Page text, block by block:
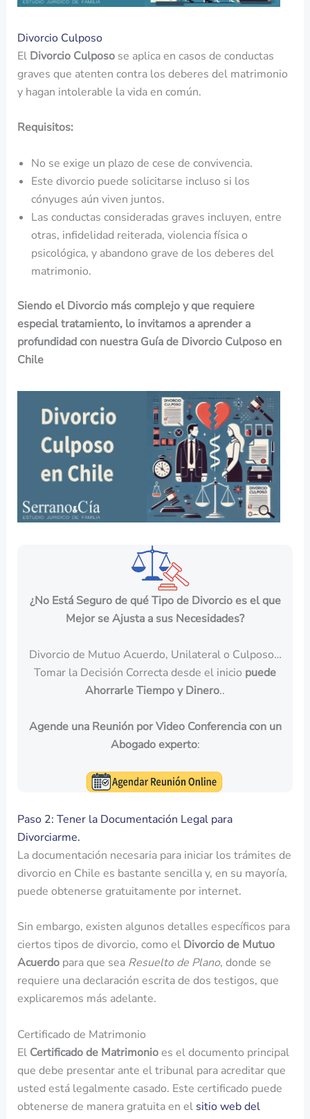
Divorcio Culposo
El Divorcio Culposose aplica en casos de conductas
graves que atenten contra los deberes del matrimonio
y hagan intolerable la vida en común.
Requisitos:
No se exige un plazo de cese de convivencia.
Este divorcio puede solicitarse incluso si los
cónyuges aún viven juntos.
Las conductas consideradas graves incluyen, entre
otras, infidelidad reiterada, violencia física o
psicológica, y abandono grave de los deberes del
matrimonio.
Siendo el Divorcio más complejo y que requiere
especial tratamiento, lo invitamos a aprender a
profundidad con nuestra Guía de Divorcio Culposo en
Chile
¿No Está Seguro de qué Tipo de Divorcio es el que
Mejor se Ajusta a sus Necesidades?
Divorcio de Mutuo Acuerdo, Unilateral o Culposo…
Tomar la Decisión Correcta desde el inicio puede
Ahorrarle Tiempo y Dinero..
Agende una Reunión por Video Conferencia con un
Abogado experto:
Paso 2: Tener la Documentación Legal para
Divorciarme.
La documentación necesaria para iniciar los trámites de
divorcio en Chile es bastante sencilla y, en su mayoría,
puede obtenerse gratuitamente por internet.
Sin embargo, existen algunos detalles específicos para
ciertos tipos de divorcio, como el Divorcio de Mutuo
Acuerdopara que sea Resuelto de Plano, donde se
requiere una declaración escrita de dos testigos, que
explicaremos más adelante.
Certificado de Matrimonio
El Certificado de Matrimonioes el documento principal
que debe presentar ante el tribunal para acreditar que
usted está legalmente casado. Este certificado puede
obtenerse de manera gratuita en el sitio web del